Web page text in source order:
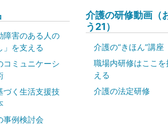
障害のある人の
」を支える
コミュニケーシ
づく生活支援技
事例検討会
介護の研修動画（
う21）
介護の“きほん”講座
職場内研修はここを
える
介護の法定研修